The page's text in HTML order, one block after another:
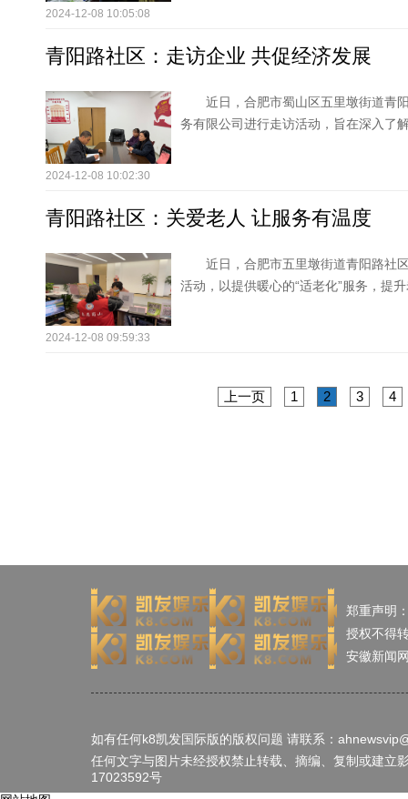
2024-12-08 10:05:08
青阳路社区：走访企业 共促经济发展
近日，合肥市蜀山区五里墩街道青
务有限公司进行走访活动，旨在深入了
2024-12-08 10:02:30
青阳路社区：关爱老人 让服务有温度
近日，合肥市五里墩街道青阳路社
活动，以提供暖心的“适老化”服务，
2024-12-08 09:59:33
上一页 1 2 3 4
郑重声明
授权不得
安徽新闻
如有任何k8凯发国际版的版权问题 请联系：
任何文字与图片未经授权禁止转载、摘编、复制或建立
17023592号